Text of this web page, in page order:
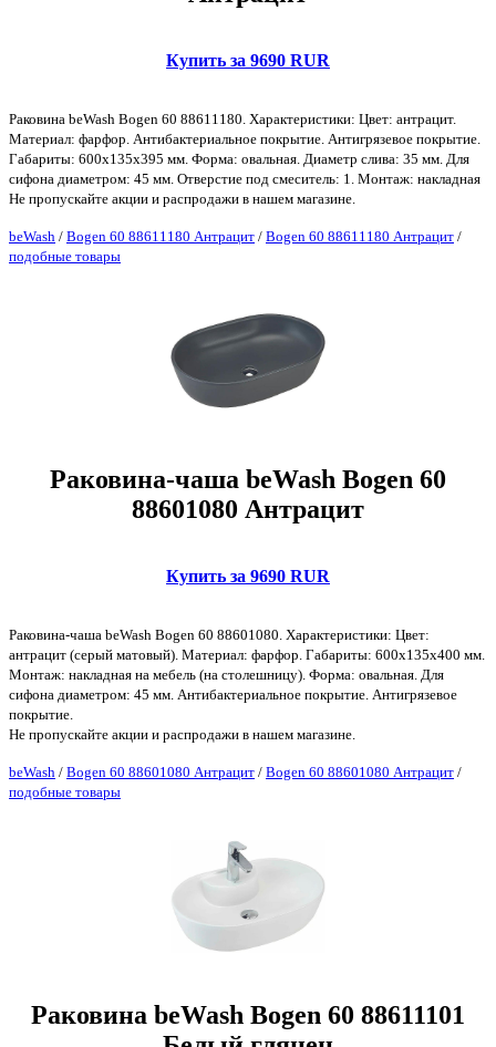
Купить за 9690 RUR
Раковина beWash Bogen 60 88611180. Характеристики: Цвет: антрацит.
Материал: фарфор. Антибактериальное покрытие. Антигрязевое покрытие.
Габариты: 600х135х395 мм. Форма: овальная. Диаметр слива: 35 мм. Для
сифона диаметром: 45 мм. Отверстие под смеситель: 1. Монтаж: накладная
Не пропускайте акции и распродажи в нашем магазине.
beWash / Bogen 60 88611180 Антрацит / Bogen 60 88611180 Антрацит /
подобные товары
Раковина-чаша beWash Bogen 60
88601080 Антрацит
Купить за 9690 RUR
Раковина-чаша beWash Bogen 60 88601080. Характеристики: Цвет:
антрацит (серый матовый). Материал: фарфор. Габариты: 600х135х400 мм.
Монтаж: накладная на мебель (на столешницу). Форма: овальная. Для
сифона диаметром: 45 мм. Антибактериальное покрытие. Антигрязевое
покрытие.
Не пропускайте акции и распродажи в нашем магазине.
beWash / Bogen 60 88601080 Антрацит / Bogen 60 88601080 Антрацит /
подобные товары
Раковина beWash Bogen 60 88611101